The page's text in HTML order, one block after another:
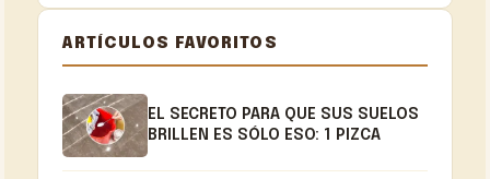
ARTÍCULOS FAVORITOS
EL SECRETO PARA QUE SUS SUELOS
BRILLEN ES SÓLO ESO: 1 PIZCA